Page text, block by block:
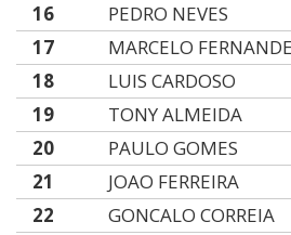
16
PEDRO NEVES
17
MARCELO
18
LUIS CARDOSO
19
TONY ALMEIDA
20
PAULO GOMES
21
JOAO FERREIRA
22
GONCALO CORREIA